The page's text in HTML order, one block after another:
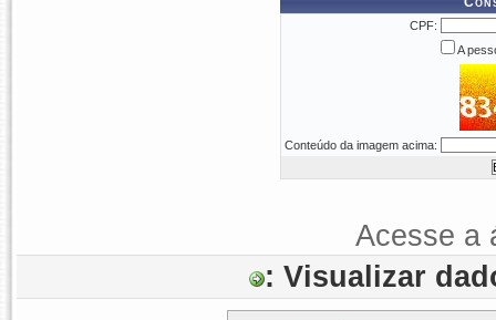
CPF:
A
Conteúdo da imagem acima:
Acesse a
: Visualizar